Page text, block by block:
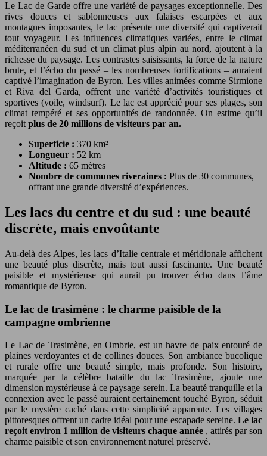
Le Lac de Garde offre une variété de paysages exceptionnelle. Des
rives douces et sablonneuses aux falaises escarpées et aux
montagnes imposantes, le lac présente une diversité qui captiverait
tout voyageur. Les influences climatiques variées, entre le climat
méditerranéen du sud et un climat plus alpin au nord, ajoutent à la
richesse du paysage. Les contrastes saisissants, la force de la nature
brute, et l’écho du passé – les nombreuses fortifications – auraient
captivé l’imagination de Byron. Les villes animées comme Sirmione
et Riva del Garda, offrent une variété d’activités touristiques et
sportives (voile, windsurf). Le lac est apprécié pour ses plages, son
climat tempéré et ses opportunités de randonnée. On estime qu’il
reçoit plus de 20 millions de visiteurs par an.
Superficie : 370 km²
Longueur : 52 km
Altitude : 65 mètres
Nombre de communes riveraines : Plus de 30 communes,
offrant une grande diversité d’expériences.
Les lacs du centre et du sud : une beauté
discrète, mais envoûtante
Au-delà des Alpes, les lacs d’Italie centrale et méridionale affichent
une beauté plus discrète, mais tout aussi fascinante. Une beauté
paisible et mystérieuse qui aurait pu trouver écho dans l’âme
romantique de Byron.
Le lac de trasimène : le charme paisible de la
campagne ombrienne
Le Lac de Trasimène, en Ombrie, est un havre de paix entouré de
plaines verdoyantes et de collines douces. Son ambiance bucolique
et rurale offre une beauté simple, mais profonde. Son histoire,
marquée par la célèbre bataille du lac Trasimène, ajoute une
dimension mystérieuse à ce paysage serein. La beauté tranquille et la
connexion avec le passé auraient certainement touché Byron, séduit
par le mystère caché dans cette simplicité apparente. Les villages
pittoresques offrent un cadre idéal pour une escapade sereine. Le lac
reçoit environ 1 million de visiteurs chaque année , attirés par son
charme paisible et son environnement naturel préservé.